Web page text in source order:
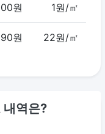
원 1원/㎡
원 22원/㎡
내역은?